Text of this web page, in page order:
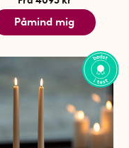
Påmind mig